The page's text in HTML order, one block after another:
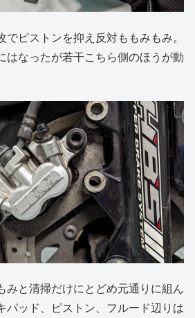
ピストンを抑え反対ももみもみ。
はなったが若干こちら側のほうが動
みと清掃だけにとどめ元通りに組ん
パッド、ピストン、フルード辺りは